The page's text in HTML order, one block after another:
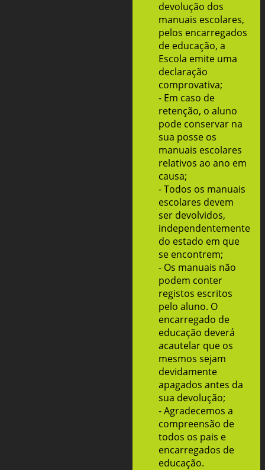
devolução dos
manuais escolares,
pelos encarregados
de educação, a
Escola emite uma
declaração
comprovativa;
- Em caso de
retenção, o aluno
pode conservar na
sua posse os
manuais escolares
relativos ao ano em
causa;
- Todos os manuais
escolares devem
ser devolvidos,
independentemente
do estado em que
se encontrem;
- Os manuais não
podem conter
registos escritos
pelo aluno. O
encarregado de
educação deverá
acautelar que os
mesmos sejam
devidamente
apagados antes da
sua devolução;
- Agradecemos a
compreensão de
todos os pais e
encarregados de
educação.